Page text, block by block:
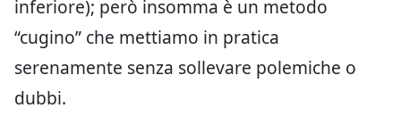
inferiore); però insomma è un metodo
“cugino” che mettiamo in pratica
serenamente senza sollevare polemiche o
dubbi.